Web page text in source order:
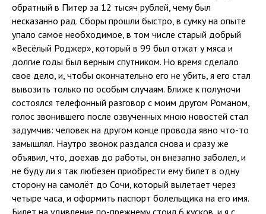
обратный в Питер за 12 тысяч рублей, чему был
несказанно рад. Сборы прошли быстро, в сумку на опыте
упало самое необходимое, в том числе старый добрый
«Весёлый Роджер», который в 99 был отжат у мяса и
долгие годы был верным спутником. Но время сделало
свое дело, и, чтобы окончательно его не убить, я его стал
вывозить только по особым случаям. Ближе к полуночи
состоялся телефонный разговор с моим другом Романом,
голос звонившего после озвученных мною новостей стал
задумчив: человек на другом конце провода явно что-то
замышлял. Наутро звонок раздался снова и сразу же
объявил, что, доехав до работы, он внезапно заболел, и
не буду ли я так любезен приобрести ему билет в одну
сторону на самолёт до Сочи, который вылетает через
четыре часа, и оформить паспорт болельщика на его имя.
Билет на удивление по-прежнему стоил 6 кусков, и я с